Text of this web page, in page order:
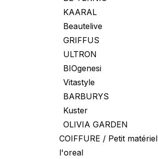
KAARAL
Beautelive
GRIFFUS
ULTRON
BIOgenesi
Vitastyle
BARBURYS
Kuster
OLIVIA GARDEN
COIFFURE / Petit matériel
l'oreal